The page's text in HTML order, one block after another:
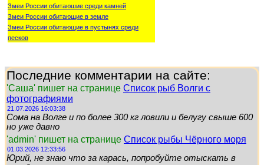
Змеи России обитаюшие среди камней
Змеи России обитающие в земле
Змеи России обитающие в пустынях среди
песков
Последние комментарии на сайте:
'Саша' пишет на странице Список рыб Волги с
фотографиями
21.07.2026 16:03:38
Сома на Волге и по более 300 кг ловили и белугу свыше 600
но уже давно
'admin' пишет на странице Список рыбы Чёрного моря
01.03.2026 12:33:56
Юрий, не знаю что за карась, попробуйте отыскать в